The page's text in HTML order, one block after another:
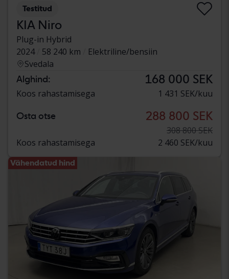
Testitud
KIA Niro
Plug-in Hybrid
2024
58 240 km
Elektriline/bensiin
Svedala
Alghind: 168 000 SEK
Koos rahastamisega 1 431 SEK/kuu
Osta otse 288 800 SEK
308 800 SEK
Koos rahastamisega
2 460 SEK/kuu
Vähendatud hind